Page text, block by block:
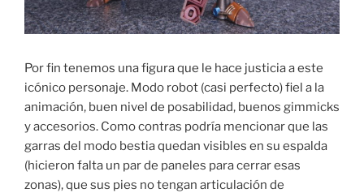
Por fin tenemos una figura que le hace justicia a este
icónico personaje. Modo robot (casi perfecto) fiel a la
animación, buen nivel de posabilidad, buenos gimmicks
y accesorios. Como contras podría mencionar que las
garras del modo bestia quedan visibles en su espalda
(hicieron falta un par de paneles para cerrar esas
zonas), que sus pies no tengan articulación de